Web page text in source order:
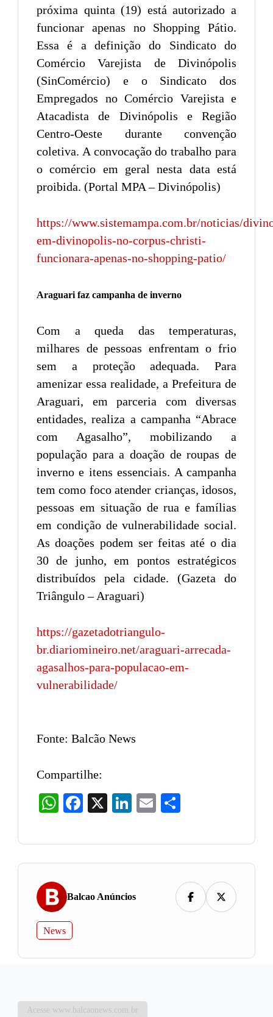
próxima quinta (19) está autorizado a
funcionar apenas no Shopping Pátio.
Essa é a definição do Sindicato do
Comércio Varejista de Divinópolis
(SinComércio) e o Sindicato dos
Empregados no Comércio Varejista e
Atacadista de Divinópolis e Região
Centro-Oeste durante convenção
coletiva. A convocação do trabalho para
o comércio em geral nesta data está
proibida. (Portal MPA – Divinópolis)
https://www.sistemampa.com.br/noticias/
em-divinopolis-no-corpus-christi-
funcionara-apenas-no-shopping-patio/
Araguari faz campanha de inverno
Com a queda das temperaturas,
milhares de pessoas enfrentam o frio
sem a proteção adequada. Para
amenizar essa realidade, a Prefeitura de
Araguari, em parceria com diversas
entidades, realiza a campanha “Abrace
com Agasalho”, mobilizando a
população para a doação de roupas de
inverno e itens essenciais. A campanha
tem como foco atender crianças, idosos,
pessoas em situação de rua e famílias
em condição de vulnerabilidade social.
As doações podem ser feitas até o dia
30 de junho, em pontos estratégicos
distribuídos pela cidade. (Gazeta do
Triângulo – Araguari)
https://gazetadotriangulo-
br.diariomineiro.net/araguari-arrecada-
agasalhos-para-populacao-em-
vulnerabilidade/
Fonte: Balcão News
Compartilhe:
WhatsAppFacebook LinkedIn
Email
Balcao Anúncios
News
Acesse www.balcaonews.com.br